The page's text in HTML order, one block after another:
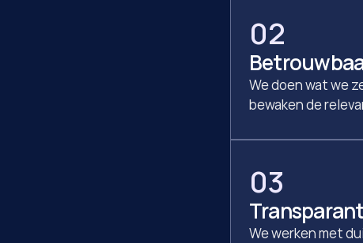
02
We doen wat we
bewaken de
03
We werken met